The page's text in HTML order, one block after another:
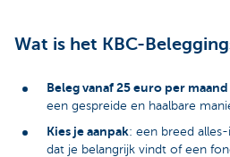
Wat is het KBC-
Beleg vanaf 25 euro per
een gespreide en haalbare
Kies je aanpak: een breed
dat je belangrijk vindt of een